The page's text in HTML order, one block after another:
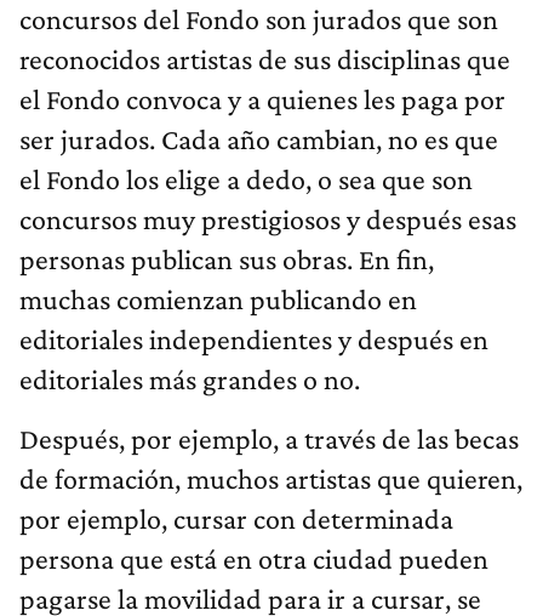
concursos del Fondo son jurados que son
reconocidos artistas de sus disciplinas que
el Fondo convoca y a quienes les paga por
ser jurados. Cada año cambian, no es que
el Fondo los elige a dedo, o sea que son
concursos muy prestigiosos y después esas
personas publican sus obras. En fin,
muchas comienzan publicando en
editoriales independientes y después en
editoriales más grandes o no.
Después, por ejemplo, a través de las becas
de formación, muchos artistas que quieren,
por ejemplo, cursar con determinada
persona que está en otra ciudad pueden
pagarse la movilidad para ir a cursar, se